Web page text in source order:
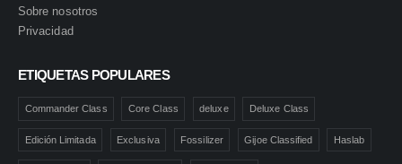
Sobre nosotros
Privacidad
ETIQUETAS POPULARES
Commander Class Core Class deluxe Deluxe Class
Edición Limitada Exclusiva Fossilizer Gijoe Classified Haslab